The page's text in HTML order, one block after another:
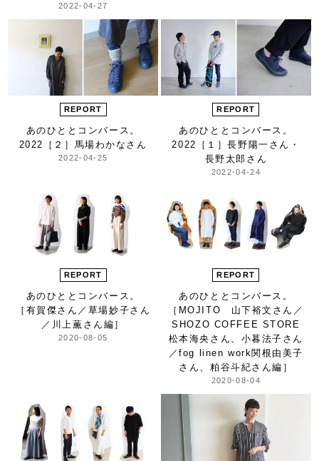
2022-04-27
REPORT
あのひととコンバース。
2022
［２］馬場わかなさん
2022-04-25
REPORT
あのひととコンバース。
2022
［１］長野陽一さん・
長野太郎さん
2022-04-24
REPORT
あのひとと コンバース。
［有賀傑さん／ 草場妙子さん
／川上薫さん編］
2020-08-05
REPORT
あのひとと コンバース。
［MOJITO 山下裕文さん／
SHOZO COFFEE STORE
松本海央さん、小暮法子さん
／fog linen work関根由美子
さん、粕谷斗紀さん編］
2020-08-04